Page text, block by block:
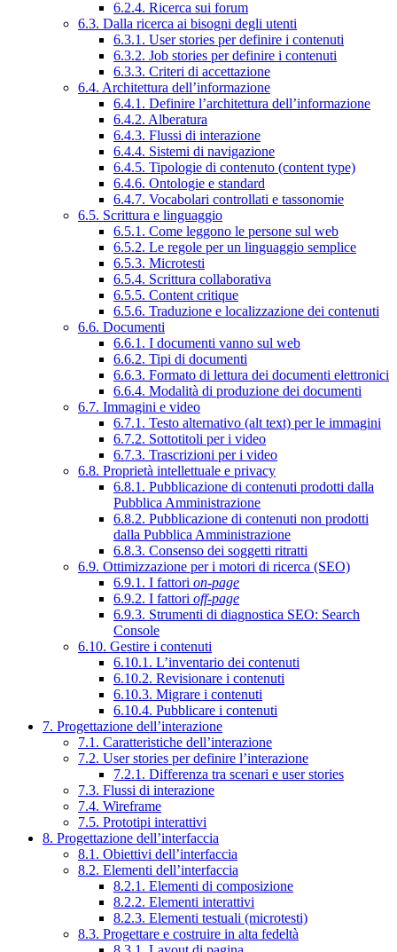
6.2.4. Ricerca sui forum
6.3. Dalla ricerca ai bisogni degli utenti
6.3.1. User stories per definire i contenuti
6.3.2. Job stories per definire i contenuti
6.3.3. Criteri di accettazione
6.4. Architettura dell’informazione
6.4.1. Definire l’architettura dell’informazione
6.4.2. Alberatura
6.4.3. Flussi di interazione
6.4.4. Sistemi di navigazione
6.4.5. Tipologie di contenuto (content type)
6.4.6. Ontologie e standard
6.4.7. Vocabolari controllati e tassonomie
6.5. Scrittura e linguaggio
6.5.1. Come leggono le persone sul web
6.5.2. Le regole per un linguaggio semplice
6.5.3. Microtesti
6.5.4. Scrittura collaborativa
6.5.5. Content critique
6.5.6. Traduzione e localizzazione dei contenuti
6.6. Documenti
6.6.1. I documenti vanno sul web
6.6.2. Tipi di documenti
6.6.3. Formato di lettura dei documenti elettronici
6.6.4. Modalità di produzione dei documenti
6.7. Immagini e video
6.7.1. Testo alternativo (alt text) per le immagini
6.7.2. Sottotitoli per i video
6.7.3. Trascrizioni per i video
6.8. Proprietà intellettuale e privacy
6.8.1. Pubblicazione di contenuti prodotti dalla
Pubblica Amministrazione
6.8.2. Pubblicazione di contenuti non prodotti
dalla Pubblica Amministrazione
6.8.3. Consenso dei soggetti ritratti
6.9. Ottimizzazione per i motori di ricerca (SEO)
6.9.1. I fattori on-page
6.9.2. I fattori off-page
6.9.3. Strumenti di diagnostica SEO: Search
Console
6.10. Gestire i contenuti
6.10.1. L’inventario dei contenuti
6.10.2. Revisionare i contenuti
6.10.3. Migrare i contenuti
6.10.4. Pubblicare i contenuti
7. Progettazione dell’interazione
7.1. Caratteristiche dell’interazione
7.2. User stories per definire l’interazione
7.2.1. Differenza tra scenari e user stories
7.3. Flussi di interazione
7.4. Wireframe
7.5. Prototipi interattivi
8. Progettazione dell’interfaccia
8.1. Obiettivi dell’interfaccia
8.2. Elementi dell’interfaccia
8.2.1. Elementi di composizione
8.2.2. Elementi interattivi
8.2.3. Elementi testuali (microtesti)
8.3. Progettare e costruire in alta fedeltà